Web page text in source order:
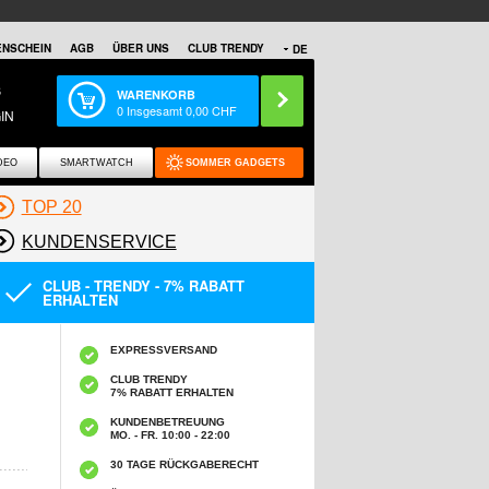
DE
AGB ÜBER UNS CLUB TRENDY
WARENKORB
0 Insgesamt0,00CHF
SMARTWATCH SOMMER GADGETS
TOP 20
KUNDENSERVICE
CLUB - TRENDY - 7% RABATT
ERHALTEN
EXPRESSVERSAND
CLUB TRENDY
7% RABATT ERHALTEN
KUNDENBETREUUNG
MO. - FR. 10:00 - 22:00
30 TAGE RÜCKGABERECHT